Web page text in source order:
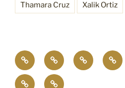
Thamara Cruz Xalik Ortiz
Empatía
4.0
¿Quiénes
somos?
BioscénicaContacto